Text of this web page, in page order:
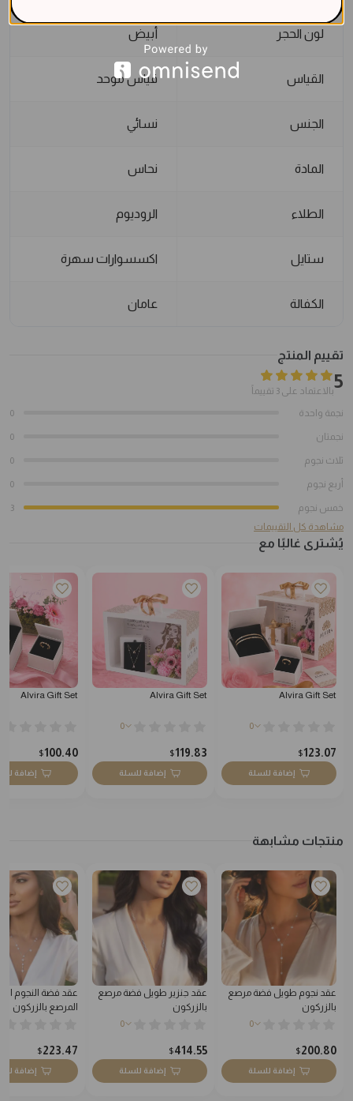
لون الحجر أبيض
القياس قياس موحد
الجنس نسائي
المادة نحاس
الطلاء الروديوم
ستايل اكسسوارات سهرة
الكفالة عامان
تقييم المنتج
5بالاعتماد على 3 تقييماً
نجمة واحدة
0
نجمتان 0
ثلاث نجوم 0
أربع نجوم 0
خمس نجوم
3
مشاهدة كل التقييمات
يُشترى غالبًا مع
Alvira Gift Set
0
123.07
$
إضافة للسلة
Alvira Gift Set
0
119.83
$
إضافة للسلة
Alvira Gift Set
100.40
$
إضافة
منتجات مشابهة
عقد نجوم طويل فضة مرصع
بالزركون
0
200.80
$
إضافة للسلة
عقد جنزير طويل فضة مرصع
بالزركون
0
414.55
$
إضافة للسلة
عقد فضة النجوم
المرصع بالزركون
223.47
$
إضافة